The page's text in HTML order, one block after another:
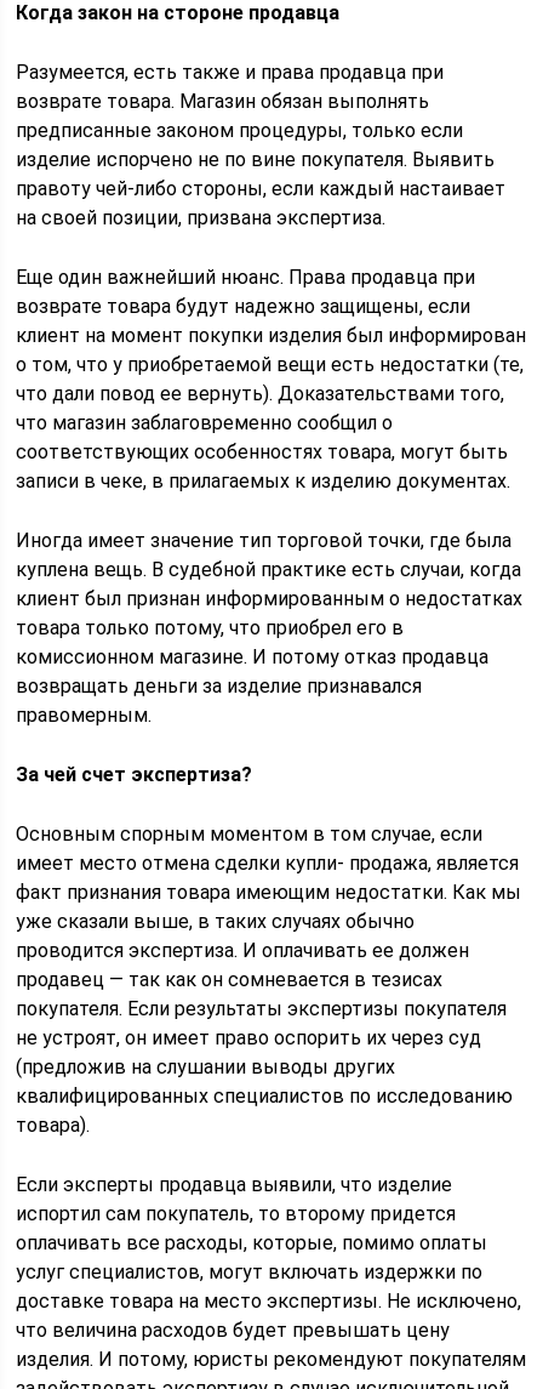
Когда закон на стороне продавца
Разумеется, есть также и права продавца при
возврате товара. Магазин обязан выполнять
предписанные законом процедуры, только если
изделие испорчено не по вине покупателя. Выявить
правоту чей-либо стороны, если каждый настаивает
на своей позиции, призвана экспертиза.
Еще один важнейший нюанс. Права продавца при
возврате товара будут надежно защищены, если
клиент на момент покупки изделия был информирован
о том, что у приобретаемой вещи есть недостатки (те,
что дали повод ее вернуть). Доказательствами того,
что магазин заблаговременно сообщил о
соответствующих особенностях товара, могут быть
записи в чеке, в прилагаемых к изделию документах.
Иногда имеет значение тип торговой точки, где была
куплена вещь. В судебной практике есть случаи, когда
клиент был признан информированным о недостатках
товара только потому, что приобрел его в
комиссионном магазине. И потому отказ продавца
возвращать деньги за изделие признавался
правомерным.
За чей счет экспертиза?
Основным спорным моментом в том случае, если
имеет место отмена сделки купли- продажа, является
факт признания товара имеющим недостатки. Как мы
уже сказали выше, в таких случаях обычно
проводится экспертиза. И оплачивать ее должен
продавец — так как он сомневается в тезисах
покупателя. Если результаты экспертизы покупателя
не устроят, он имеет право оспорить их через суд
(предложив на слушании выводы других
квалифицированных специалистов по исследованию
товара).
Если эксперты продавца выявили, что изделие
испортил сам покупатель, то второму придется
оплачивать все расходы, которые, помимо оплаты
услуг специалистов, могут включать издержки по
доставке товара на место экспертизы. Не исключено,
что величина расходов будет превышать цену
изделия. И потому, юристы рекомендуют покупателям